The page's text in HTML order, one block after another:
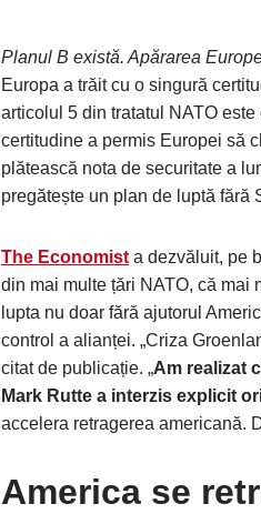
Planul B există. Apărarea
Europa a trăit cu o singură
articolul 5 din tratatul NATO
certitudine a permis Europei să
plătească nota de securitate a
pregătește un plan de luptă fără
The Economist a dezvăluit, pe
din mai multe țări NATO, că mai
lupta nu doar fără ajutorul
control a alianței. „Criza
citat de publicație. „Am realizat
Mark Rutte a interzis explicit
accelera retragerea americană.
America se